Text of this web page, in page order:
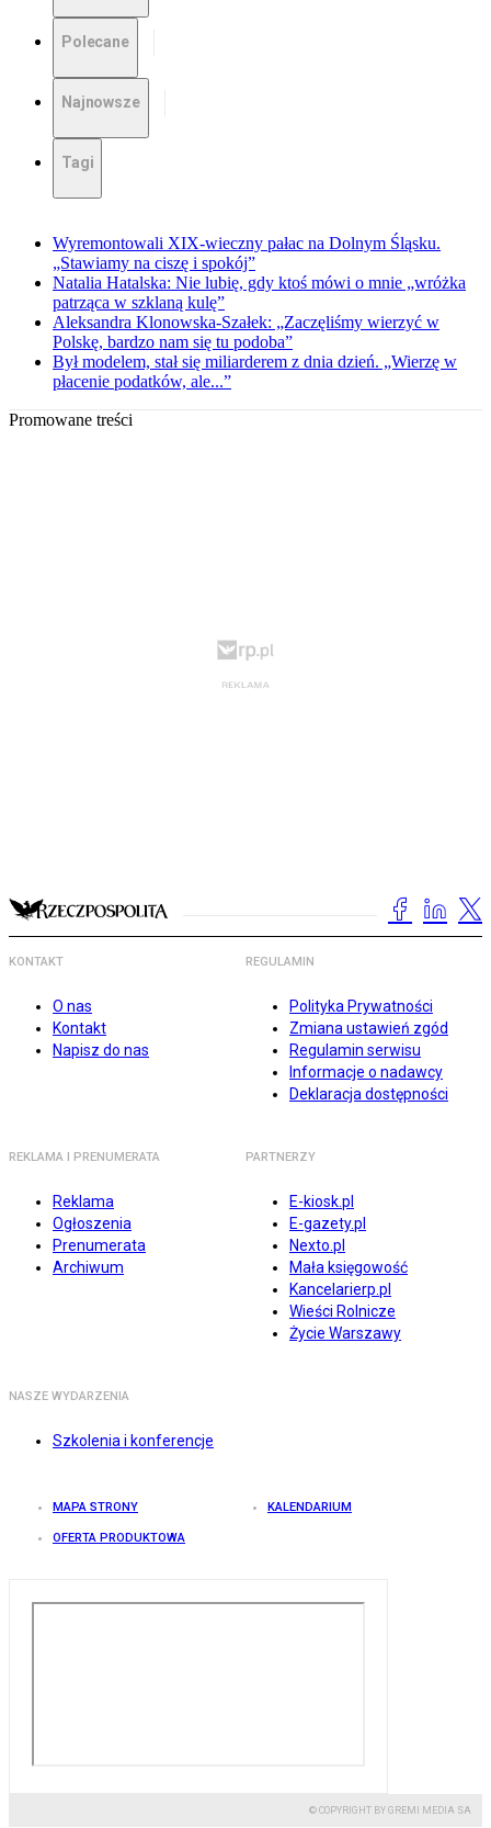
Polecane
Najnowsze
Tagi
Wyremontowali XIX-wieczny pałac na Dolnym Śląsku.
„Stawiamy na ciszę i spokój”
Natalia Hatalska: Nie lubię, gdy ktoś mówi o mnie „wróżka
patrząca w szklaną kulę”
Aleksandra Klonowska-Szałek: „Zaczęliśmy wierzyć w
Polskę, bardzo nam się tu podoba”
Był modelem, stał się miliarderem z dnia dzień. „Wierzę w
płacenie podatków, ale...”
Promowane treści
KONTAKT
O nas
Kontakt
Napisz do nas
REGULAMIN
Polityka Prywatności
Zmiana ustawień zgód
Regulamin serwisu
Informacje o nadawcy
Deklaracja dostępności
REKLAMA I PRENUMERATA
Reklama
Ogłoszenia
Prenumerata
Archiwum
PARTNERZY
E-kiosk.pl
E-gazety.pl
Nexto.pl
Mała księgowość
Kancelarierp.pl
Wieści Rolnicze
Życie Warszawy
NASZE WYDARZENIA
Szkolenia i konferencje
MAPA STRONY KALENDARIUM
OFERTA PRODUKTOWA
© COPYRIGHT BY GREMI MEDIA SA